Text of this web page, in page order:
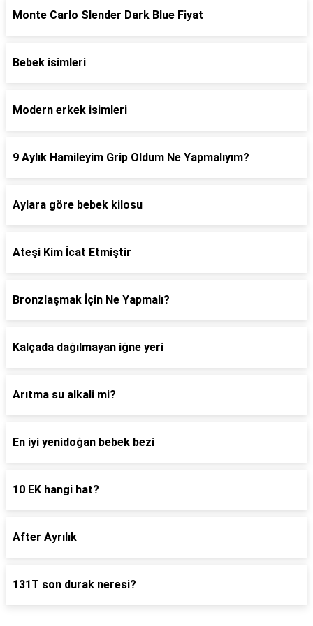
Monte Carlo Slender Dark Blue Fiyat
Bebek isimleri
Modern erkek isimleri
9 Aylık Hamileyim Grip Oldum Ne Yapmalıyım?
Aylara göre bebek kilosu
Ateşi Kim İcat Etmiştir
Bronzlaşmak İçin Ne Yapmalı?
Kalçada dağılmayan iğne yeri
Arıtma su alkali mi?
En iyi yenidoğan bebek bezi
10 EK hangi hat?
After Ayrılık
131T son durak neresi?